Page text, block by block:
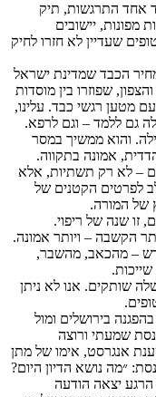
אחד התרגשות, תיק
יישובים
שעדיין לא חזרו לחיק
הכבד שמדינת ישראל
הדרום והצפון, שפוזרו בין מוסדות
מטען רגשי כבד. עלינו,
גם ללמד – וגם לרפא.
והוא ממשיך במסר
אמונה בתקווה.
– לא רק תשתיות, אלא
לפרטים הקטנים של
של המורה.
זו שנה של ריפוי.
הקשבה – ויותר אמונה.
– מהכאב, מהשבר,
שותקים. אנו לא ניתן
בירושלים ומול
שמעתי ורוצה
אנגרסט, אימו של מתן
״מה נושא הדיון היום?
הרגע יצאה הודעה